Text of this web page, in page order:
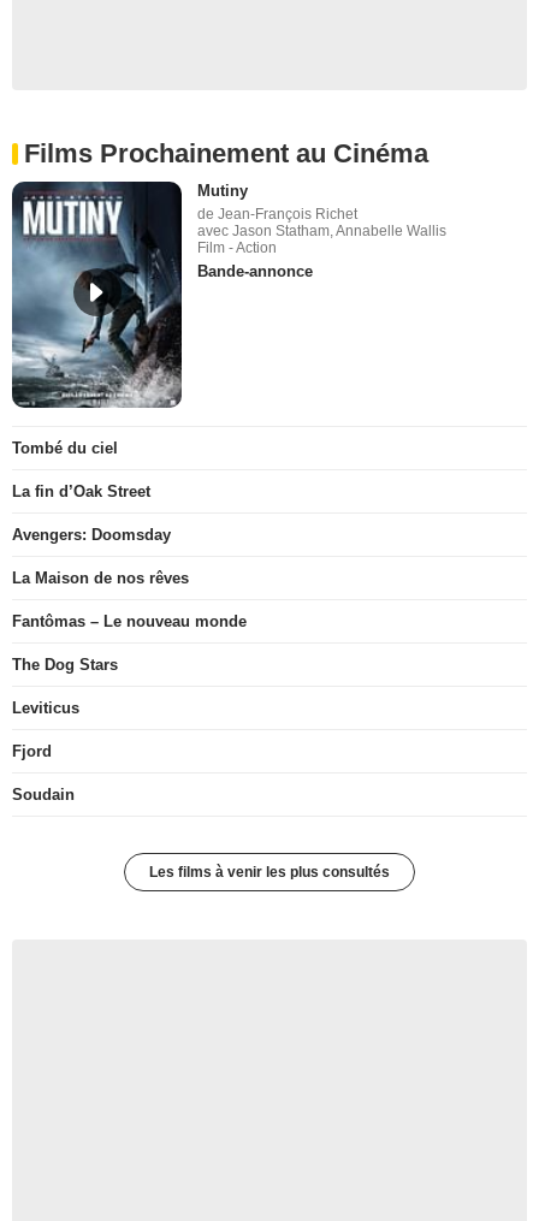
Films Prochainement au Cinéma
Mutiny
de Jean-François Richet
avec Jason Statham, Annabelle Wallis
Film - Action
Bande-annonce
Tombé du ciel
La fin d’Oak Street
Avengers: Doomsday
La Maison de nos rêves
Fantômas – Le nouveau monde
The Dog Stars
Leviticus
Fjord
Soudain
Les films à venir les plus consultés